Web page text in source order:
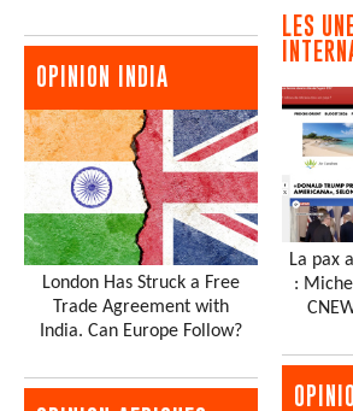
OPINION INDIA
London Has Struck a Free
Trade Agreement with
India. Can Europe Follow?
LES
La pax
: